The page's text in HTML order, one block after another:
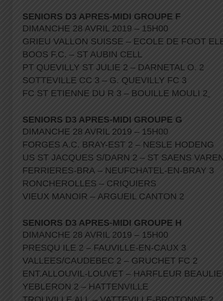
SENIORS D3 APRES-MIDI GROUPE F
DIMANCHE 28 AVRIL 2019 – 15H00
GRIEU VALLON SUISSE – ECOLE DE FOOT
BOOS F.C. – ST AUBIN CELL
PT QUEVILLY ST JULIE 2 – DARNETAL O. 2
SOTTEVILLE CC 3 – G. QUEVILLY FC 3
FC ST ETIENNE DU R 3 – BOUILLE MOULI 2
SENIORS D3 APRES-MIDI GROUPE G
DIMANCHE 28 AVRIL 2019 – 15H00
FORGES A.C. BRAY-EST 2 – NESLE HODENG
US ST JACQUES S/DARN 2 – ST SAENS
FERRIERES-BRA – NEUFCHATEL-EN-BRAY 3
RONCHEROLLES – CRIQUIERS
VIEUX MANOIR – ARGUEIL CANTON 2
SENIORS D3 APRES-MIDI GROUPE H
DIMANCHE 28 AVRIL 2019 – 15H00
PRESQU ILE 2 – FAUVILLE-EN-CAUX 3
VALLEES/CAUDEBEC 2 – GRUCHET FC 2
ENT.ALLOUVIL-LOUVET – HARFLEUR
YEBLERON 2 – HATTENVILLE